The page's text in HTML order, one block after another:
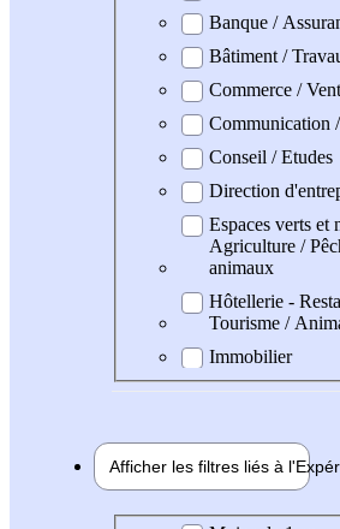
Banque /
Bâtiment /
Commerce /
Communication
Conseil / Etudes
Direction
Espaces verts et
Agriculture /
animaux
Hôtellerie -
Tourisme /
Immobilier
Afficher les filtres liés à l'